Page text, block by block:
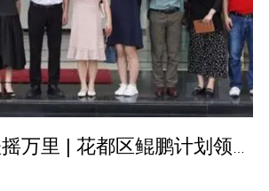
鲲鹏展翅 · 扶摇万里 | 花都区鲲鹏计划领导一行前来德远科技考察交流…